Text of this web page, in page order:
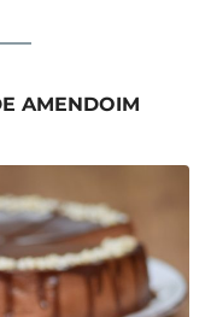
AMENDOIM